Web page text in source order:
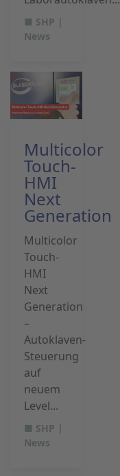
■ SHP |
News
Multicolor
Touch-
HMI
Next
Generation
Multicolor
Touch-
HMI
Next
Generation
–
Autoklaven-
Steuerung
auf
neuem
Level...
■ SHP |
News